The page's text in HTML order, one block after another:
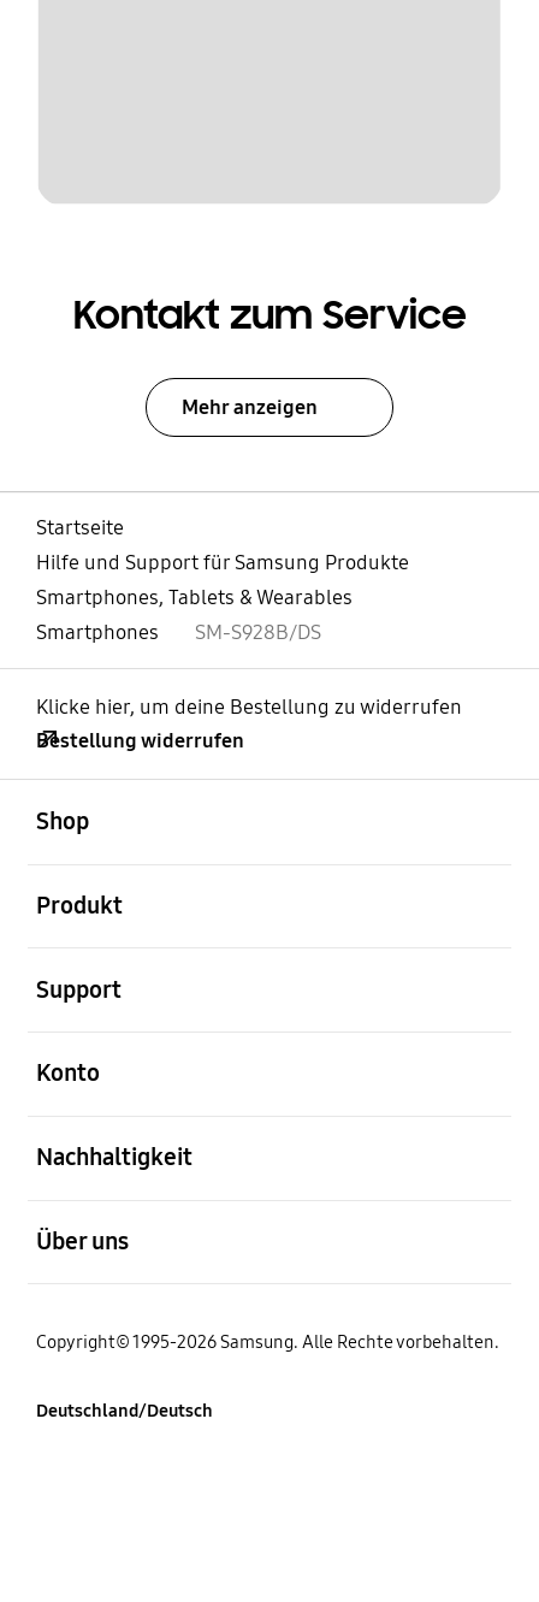
Kontakt zum Service
Mehr anzeigen
Startseite
Hilfe und Support für Samsung Produkte
Smartphones, Tablets & Wearables
Smartphones
SM-S928B/DS
Klicke hier, um deine Bestellung zu widerrufen
Bestellung widerrufen
Shop
Produkt
Support
Konto
Nachhaltigkeit
Über uns
Copyright© 1995-2026 Samsung. Alle Rechte vorbehalten.
Deutschland/Deutsch